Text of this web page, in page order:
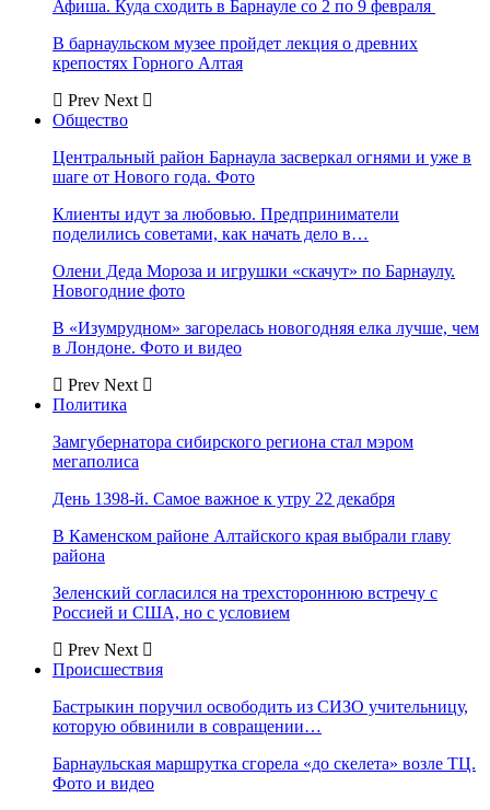
Афиша. Куда сходить в Барнауле со 2 по 9 февраля
В барнаульском музее пройдет лекция о древних
крепостях Горного Алтая
Prev Next
Общество
Центральный район Барнаула засверкал огнями и уже в
шаге от Нового года. Фото
Клиенты идут за любовью. Предприниматели
поделились советами, как начать дело в…
Олени Деда Мороза и игрушки «скачут» по Барнаулу.
Новогодние фото
В «Изумрудном» загорелась новогодняя елка лучше, чем
в Лондоне. Фото и видео
Prev Next
Политика
Замгубернатора сибирского региона стал мэром
мегаполиса
День 1398-й. Самое важное к утру 22 декабря
В Каменском районе Алтайского края выбрали главу
района
Зеленский согласился на трехстороннюю встречу с
Россией и США, но с условием
Prev Next
Происшествия
Бастрыкин поручил освободить из СИЗО учительницу,
которую обвинили в совращении…
Барнаульская маршрутка сгорела «до скелета» возле ТЦ.
Фото и видео